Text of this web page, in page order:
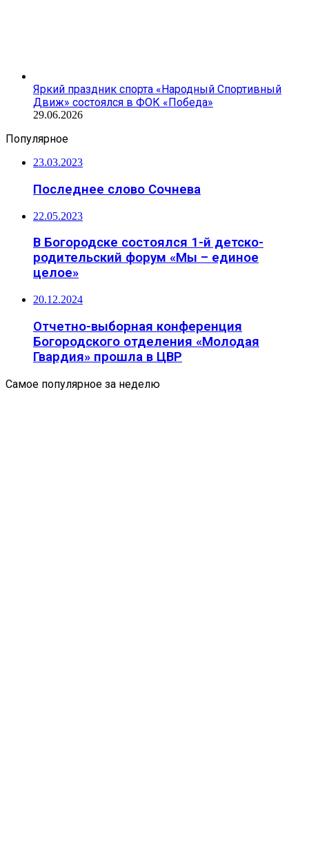
Яркий праздник спорта «Народный Спортивный
Движ» состоялся в ФОК «Победа»
29.06.2026
Популярное
23.03.2023
Последнее слово Сочнева
22.05.2023
В Богородске состоялся 1-й детско-
родительский форум «Мы – единое
целое»
20.12.2024
Отчетно-выборная конференция
Богородского отделения «Молодая
Гвардия» прошла в ЦВР
Самое популярное за неделю